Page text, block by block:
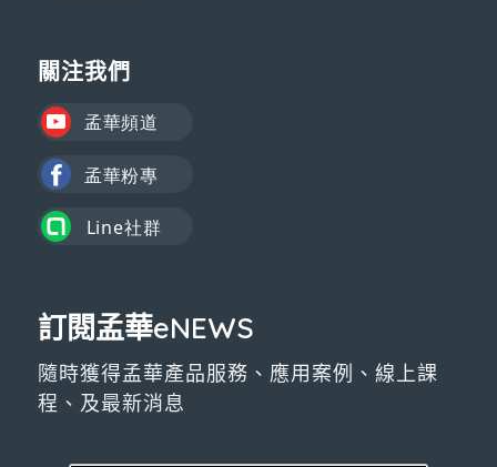
關注我們
訂閱孟華eNEWS
隨時獲得孟華產品服務、應用案例、線上課
程、及最新消息